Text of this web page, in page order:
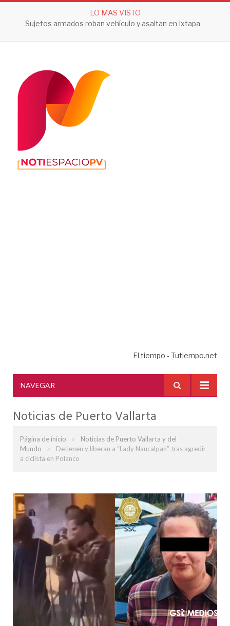
LO MAS VISTO
Sujetos armados roban vehículo y asaltan en Ixtapa
El tiempo - Tutiempo.net
NAVEGAR
Noticias de Puerto Vallarta
Página de inicio »
Noticias de Puerto Vallarta y del
Mundo
»
Detienen y liberan a “Lady Naucalpan” tras agredir
a ciclista en Polanco